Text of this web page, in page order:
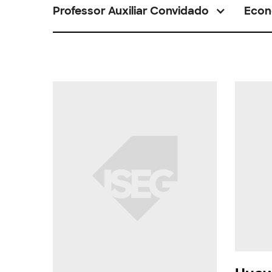
Professor Auxiliar Convidado